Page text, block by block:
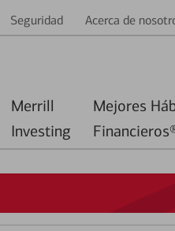
Seguridad Acerca de
Merrill
Investing
Mejores